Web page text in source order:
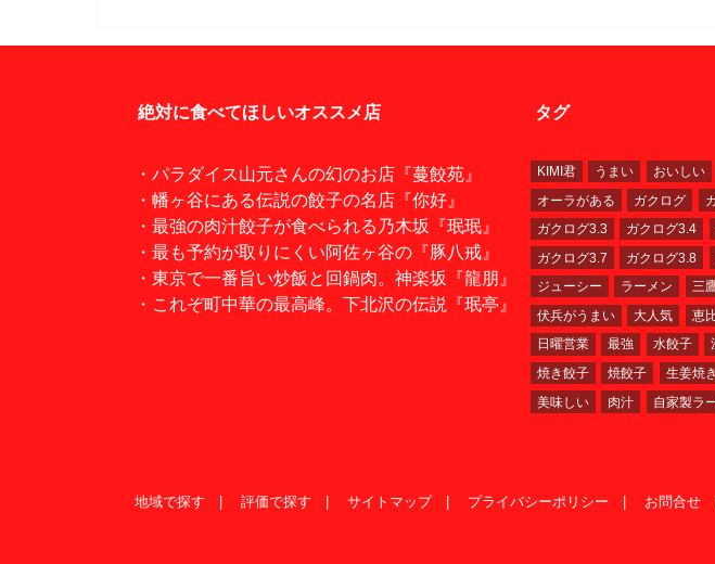
絶対に食べてほしいオススメ店
・パラダイス山元さんの幻のお店『蔓餃苑』
・幡ヶ谷にある伝説の餃子の名店『你好』
・最強の肉汁餃子が食べられる乃木坂『珉珉』
・最も予約が取りにくい阿佐ヶ谷の『豚八戒』
・東京で一番旨い炒飯と回鍋肉。神楽坂『龍朋』
・これぞ町中華の最高峰。下北沢の伝説『珉亭』
タグ
KIMI君 うまい おいしい
オーラがある
ガクログ
ガクログ3.3
ガクログ3.4
ガクログ3.7
ガクログ3.8
ジューシー
ラーメン 三
伏兵がうまい
大人気 恵
日曜営業
最強 水餃子
焼き餃子
焼餃子 生姜焼き
美味しい
肉汁 自家製ラ
地域で探す 評価で探す サイトマップ プライバシーポリシー お問合せ